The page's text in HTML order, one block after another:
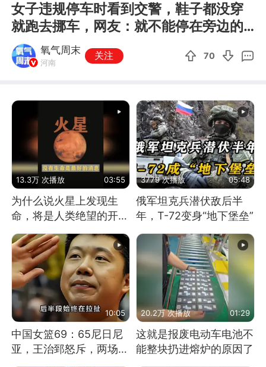
女子违规停车时看到交警，鞋子都没穿
就跑去挪车，网友：就不能停在旁边的
停车位上吗
氧气周末
河南
关注 70
13.3万 次播放 03:55
为什么说火星上发现生
命，将是人类绝望的开
始？
3779 次播放 05:48
俄军坦克兵潜伏敌后半
年，T-72变身“地下堡垒”
10:05
中国女篮69：65尼日尼
亚，王治郅怒斥，两场下
20.2万 次播放 01:29
这就是报废电动车电池不
能整块扔进熔炉的原因了